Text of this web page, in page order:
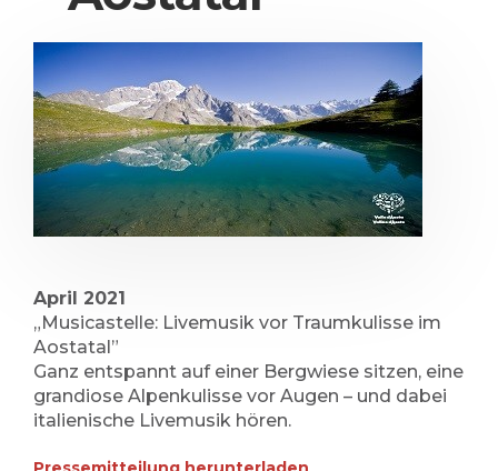
April 2021
„Musicastelle: Livemusik vor Traumkulisse im
Aostatal”
Ganz entspannt auf einer Bergwiese sitzen, eine
grandiose Alpenkulisse vor Augen – und dabei
italienische Livemusik hören.